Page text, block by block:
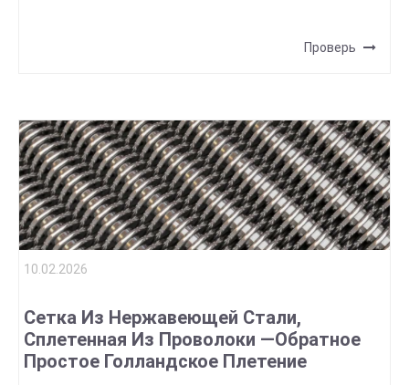
Проверь
10.02.2026
Сетка Из Нержавеющей Стали,
Сплетенная Из Проволоки —Обратное
Простое Голландское Плетение